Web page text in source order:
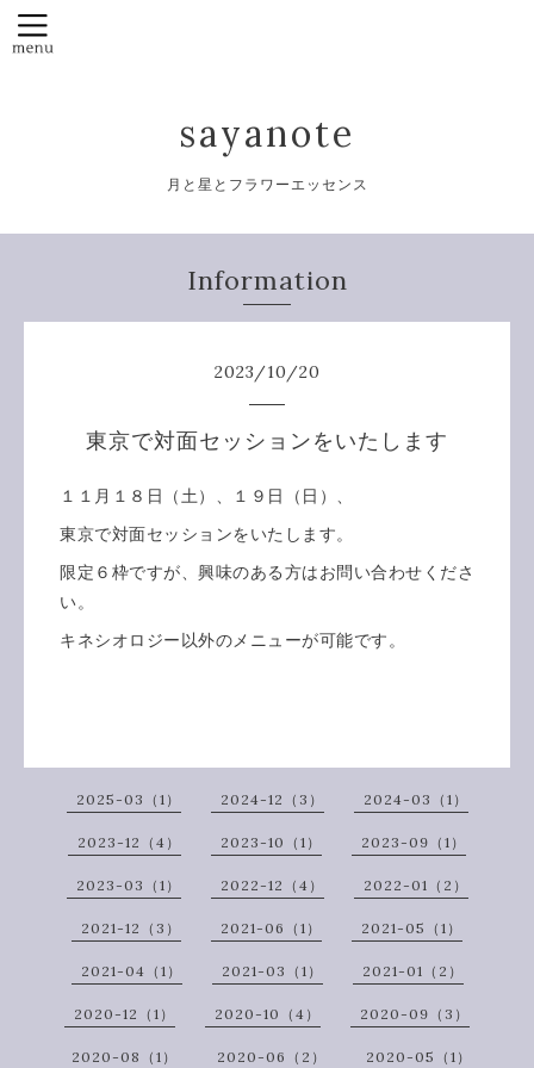
sayanote
月と星とフラワーエッセンス
Information
2023/10/20
東京で対面セッションをいたします
１１月１８日（土）、１９日（日）、
東京で対面セッションをいたします。
限定６枠ですが、興味のある方はお問い合わせくださ
い。
キネシオロジー以外のメニューが可能です。
2025-03（1） 2024-12（3） 2024-03（1）
2023-12（4） 2023-10（1） 2023-09（1）
2023-03（1） 2022-12（4） 2022-01（2）
2021-12（3） 2021-06（1） 2021-05（1）
2021-04（1） 2021-03（1） 2021-01（2）
2020-12（1） 2020-10（4） 2020-09（3）
2020-08（1） 2020-06（2） 2020-05（1）